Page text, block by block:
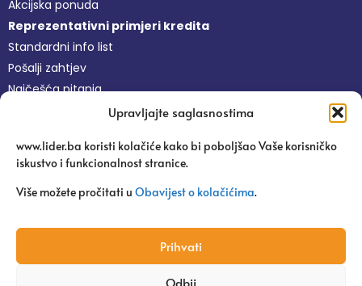
Upravljajte saglasnostima
www.lider.ba koristi kolačiće kako bi poboljšao Vaše korisničko
iskustvo i funkcionalnost stranice.
Više možete pročitati u Obavijest o kolačićima.
Prihvati
Odbij
Akcijska ponuda
Reprezentativni primjeri kredita
Standardni info list
Pošalji zahtjev
Najčešća pitanja
Besplatne usluge
Platforma Pravi Lider
Pitaj agronoma
Uspješne priče